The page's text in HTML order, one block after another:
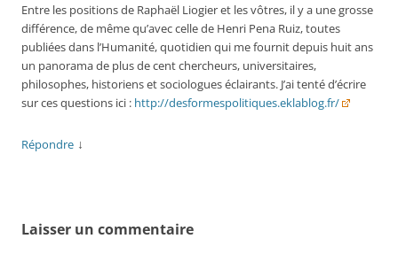
Entre les positions de Raphaël Liogier et les vôtres, il y a une grosse
différence, de même qu’avec celle de Henri Pena Ruiz, toutes
publiées dans l’Humanité, quotidien qui me fournit depuis huit ans
un panorama de plus de cent chercheurs, universitaires,
philosophes, historiens et sociologues éclairants. J’ai tenté d’écrire
sur ces questions ici : http://desformespolitiques.eklablog.fr/
Répondre ↓
Laisser un commentaire